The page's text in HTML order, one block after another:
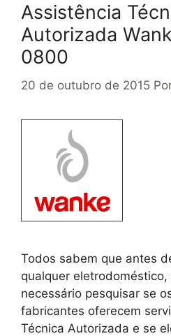
Assistência
Autorizada
0800
20 de outubro de 2015
Todos sabem que antes
qualquer eletrodoméstico,
necessário pesquisar se
fabricantes oferecem
Técnica Autorizada e se